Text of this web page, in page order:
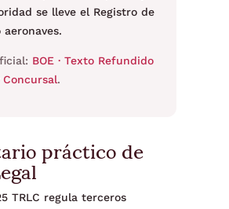
se lleve el Registro de
BOE · Texto Refundido
.
práctico de
TRLC regula terceros